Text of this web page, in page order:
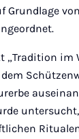
Grundlage von
„Tradition im